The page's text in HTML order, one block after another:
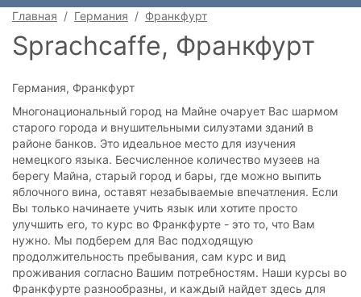
Каникулы для детей
Школьные обмены
Главная Германия Франкфурт
Sprachcaffe, Франкфурт
Германия, Франкфурт
Многонациональный город на Майне очарует Вас шармом
старого города и внушительными силуэтами зданий в
районе банков. Это идеальное место для изучения
немецкого языка. Бесчисленное количество музеев на
берегу Майна, старый город и бары, где можно выпить
яблочного вина, оставят незабываемые впечатления. Если
Вы только начинаете учить язык или хотите просто
улучшить его, то курс во Франкфурте - это то, что Вам
нужно. Мы подберем для Вас подходящую
продолжительность пребывания, сам курс и вид
проживания согласно Вашим потребностям. Наши курсы во
Франкфурте разнообразны, и каждый найдет здесь для